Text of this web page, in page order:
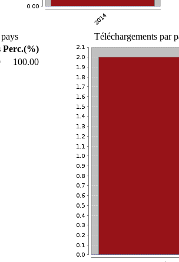
Perc.(%)
100.00
Téléchargements par